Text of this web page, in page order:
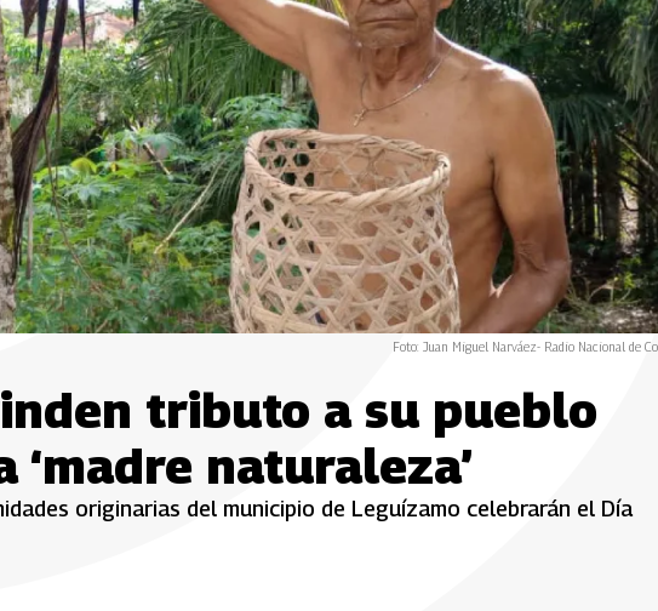
Foto: Juan Miguel Narváez- Radio Nacional de
tributo a su pueblo
naturaleza’
originarias del municipio de Leguízamo celebrarán el Día